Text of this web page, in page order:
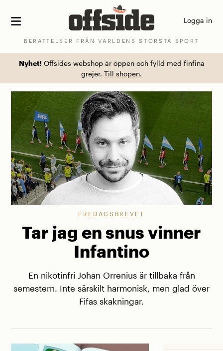
contentBERÄTTELSER FRÅN VÄRLDENS STÖRSTA SPORT
Logga in
Nyhet! Offsides webshop är öppen och fylld med finfina
grejer. Till shopen.
FREDAGSBREVET
Tar jag en snus vinner
Infantino
En nikotinfri Johan Orrenius är tillbaka från
semestern. Inte särskilt harmonisk, men glad över
Fifas skakningar.